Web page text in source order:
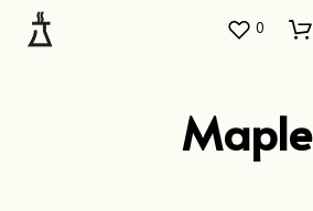
0
Maple